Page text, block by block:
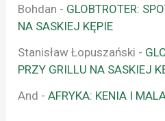
Bohdan - GLOBTROTER:
NA SASKIEJ KĘPIE
Stanisław Łopuszański -
PRZY GRILLU NA SASKIEJ
And -AFRYKA: KENIA I